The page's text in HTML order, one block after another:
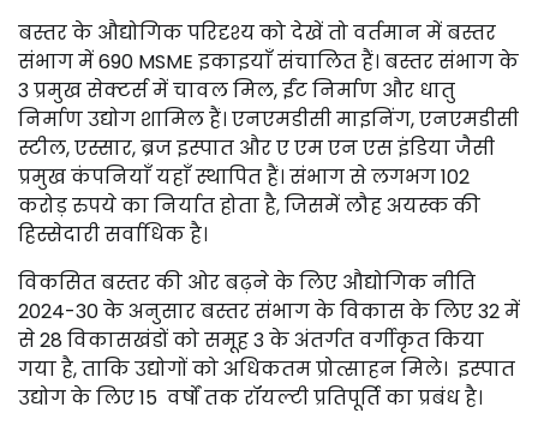
बस्तर के औद्योगिक परिदृश्य को देखें तो वर्तमान में बस्तर
संभाग में 690 MSME इकाइयाँ संचालित हैं। बस्तर संभाग के
3 प्रमुख सेक्टर्स में चावल मिल, ईंट निर्माण और धातु
निर्माण उद्योग शामिल हैं। एनएमडीसी माइनिंग, एनएमडीसी
स्टील, एस्सार, ब्रज इस्पात और ए एम एन एस इंडिया जैसी
प्रमुख कंपनियाँ यहाँ स्थापित हैं। संभाग से लगभग 102
करोड़ रुपये का निर्यात होता है, जिसमें लौह अयस्क की
हिस्सेदारी सर्वाधिक है।
विकसित बस्तर की ओर बढ़ने के लिए औद्योगिक नीति
2024-30 के अनुसार बस्तर संभाग के विकास के लिए 32 में
से 28 विकासखंडों को समूह 3 के अंतर्गत वर्गीकृत किया
गया है, ताकि उद्योगों को अधिकतम प्रोत्साहन मिले। इस्पात
उद्योग के लिए 15 वर्षों तक रॉयल्टी प्रतिपूर्ति का प्रबंध है।